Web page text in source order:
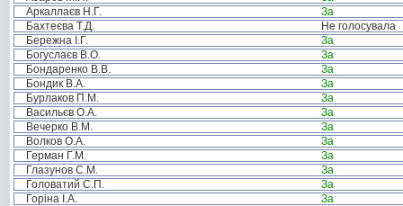
Аркаллаєв Н.Г.
За
Бахтеєва Т.Д.
Не голосувала
Бережна І.Г.
За
Богуслаєв В.О.
За
Бондаренко В.В.
За
Бондик В.А.
За
Бурлаков П.М.
За
Васильєв О.А.
За
Вечерко В.М.
За
Волков О.А.
За
Герман Г.М.
За
Глазунов С.М.
За
Головатий С.П.
За
Горіна І.А.
За